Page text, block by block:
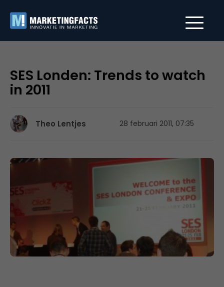
SES Londen: Trends to watch
in 2011
Theo Lentjes 28 februari 2011, 07:35